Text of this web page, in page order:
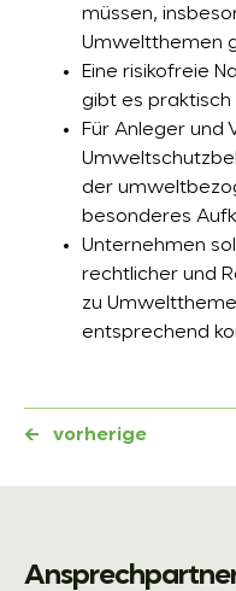
müssen,
Umweltthemen
Eine risikofreie
gibt es praktisch
Für Anleger und
der
besonderes
Unternehmen
rechtlicher und
zu
entsprechend
← vorherige